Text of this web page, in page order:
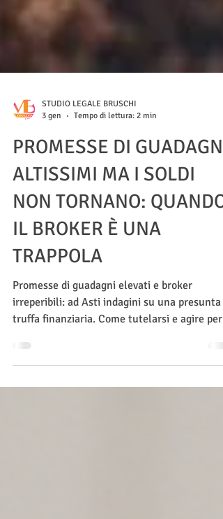
STUDIO LEGALE BRUSCHI
3 gen
Tempo di lettura: 2 min
PROMESSE DI GUADAGNI
ALTISSIMI MA I SOLDI
NON TORNANO: QUANDO
IL BROKER È UNA
TRAPPOLA
Promesse di guadagni elevati e broker
irreperibili: ad Asti indagini su una presunta